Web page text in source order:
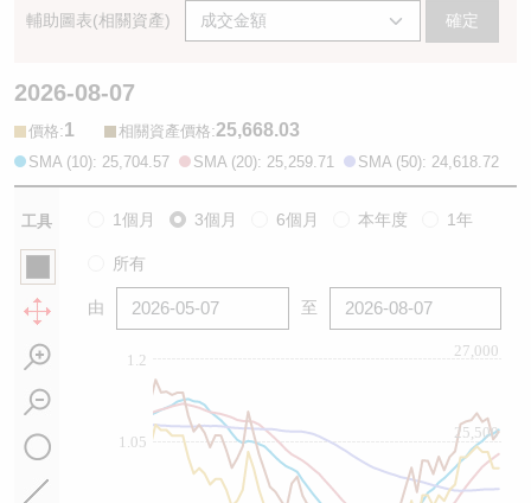
輔助圖表(相關資產) 確定
2026-08-07
價格:1 相關資產價格:25,668.03
SMA (10): 25,704.57 SMA (20): 25,259.71 SMA (50): 24,618.72
工具 1個月 3個月 6個月 本年度 1年
所有
由 至
1.2
1.05
25,500
27,000